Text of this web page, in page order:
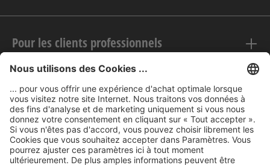
Pour les clients professionnels
Mentions légales
nubert sur le web